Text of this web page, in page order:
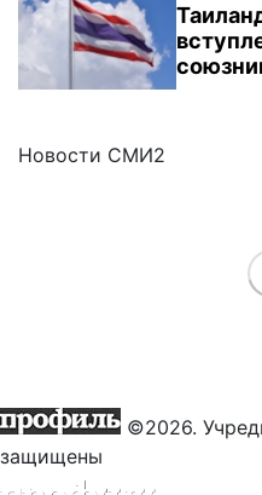
Новости СМИ2
©2026.
защищены